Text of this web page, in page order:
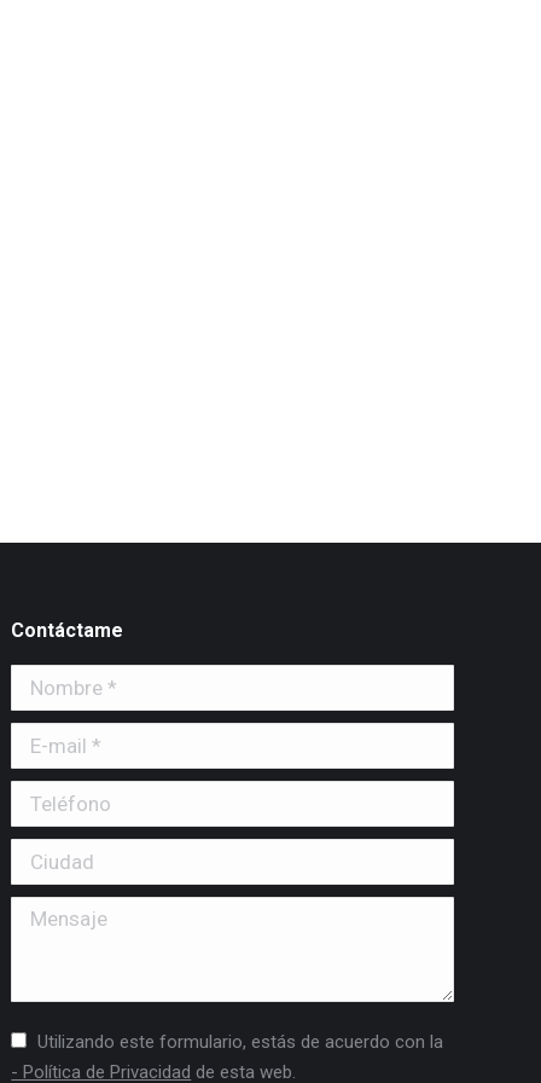
Contáctame
Nombre *
E-mail *
Teléfono
Ciudad
Mensaje
Utilizando este formulario, estás de acuerdo con la
- Política de Privacidad de esta web.